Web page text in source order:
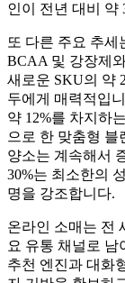
인이 전년 대비 약
또 다른 주요 추세
BCAA 및 강장제
새로운 SKU의 약
두에게 매력적입
약 12%를 차지하
으로 한 맞춤형 블
양소는 계속해서
30%는 최소한의
명을 강조합니다.
온라인 소매는 전
요 유통 채널로 남
추천 엔진과 대화